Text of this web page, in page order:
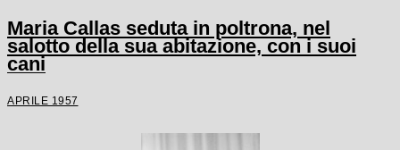
Maria Callas seduta in poltrona, nel
salotto della sua abitazione, con i suoi
cani
APRILE 1957